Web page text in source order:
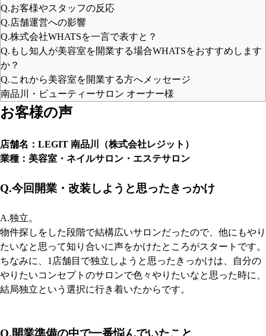
Q.お客様やスタッフの反応
Q.店舗運営への影響
Q.株式会社WHATSを一言で表すと？
Q.もし知人が美容室を開業する場合WHATSをおすすめします
か？
Q.これから美容室を開業する方へメッセージ
南品川・ビューティーサロン オーナー様
お客様の声
店舗名：LEGIT 南品川（株式会社レジット）
業種：美容室・ネイルサロン・エステサロン
Q.今回開業・改装しようと思ったきっかけ
A.独立。
物件探しをした段階で結構広いサロンだったので、他にもやり
たいなと思って知り合いに声をかけたところがスタートです。
ちなみに、1店舗目で独立しようと思ったきっかけは、自分の
やりたいコンセプトのサロンで色々やりたいなと思った時に、
結局独立という選択に行き着いたからです。